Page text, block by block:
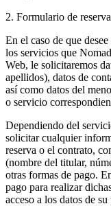
2. Formulario de
En el caso de que
los servicios que
Web, le solicitaremos
apellidos), datos de
así como datos del
o servicio
Dependiendo del
solicitar cualquier
reserva o el contrato,
(nombre del titular,
otras formas de pago.
pago para realizar
acceso a los datos de su